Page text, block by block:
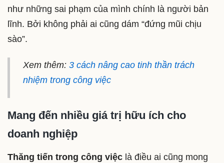
như những sai phạm của mình chính là người bản
lĩnh. Bởi không phải ai cũng dám “đứng mũi chịu
sào”.
Xem thêm: 3 cách nâng cao tinh thần trách
nhiệm trong công việc
Mang đến nhiều giá trị hữu ích cho
doanh nghiệp
Thăng tiến trong công việc là điều ai cũng mong